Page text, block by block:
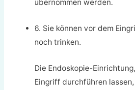
übernommen werden.
6. Sie können vor dem
noch trinken.
Die Endoskopie-
Eingriff durchführen